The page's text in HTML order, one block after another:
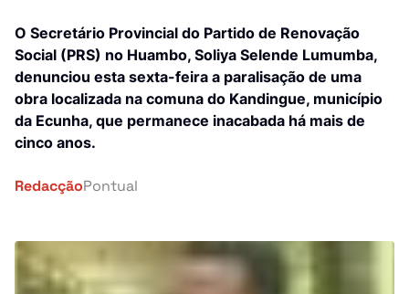
Educação
Investigação
Tragédia
Banca e Seguros
Desporto
Saúde
África
O Secretário Provincial do Partido de Renovação
Social (PRS) no Huambo, Soliya Selende Lumumba,
denunciou esta sexta-feira a paralisação de uma
obra localizada na comuna do Kandingue, município
da Ecunha, que permanece inacabada há mais de
cinco anos.
RedacçãoPontual